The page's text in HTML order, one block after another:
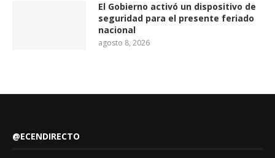
El Gobierno activó un dispositivo de
seguridad para el presente feriado
nacional
agosto 8, 2026
@ECENDIRECTO